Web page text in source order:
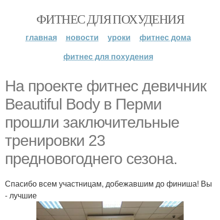
ФИТНЕС ДЛЯ ПОХУДЕНИЯ
главная новости уроки
фитнес дома
фитнес для похудения
На проекте фитнес девичник
Beautiful Body в Перми
прошли заключительные
тренировки 23
предновогоднего сезона.
Спасибо всем участницам, добежавшим до финиша! Вы
- лучшие